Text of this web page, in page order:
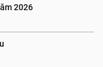
2026